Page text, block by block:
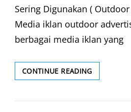
Sering Digunakan (
Media iklan outdoor
berbagai media iklan yang
CONTINUE READINGOUTDOOR